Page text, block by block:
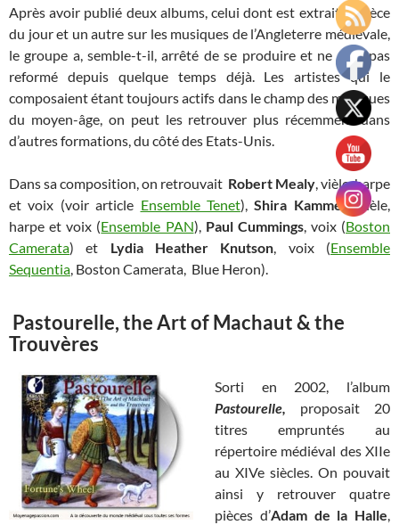
Après avoir publié deux albums, celui dont est extrait la pièce
du jour et un autre sur les musiques de l’Angleterre médiévale,
le groupe a, semble-t-il, arrêté de se produire et ne s’est pas
reformé depuis quelque temps déjà. Les artistes qui le
composaient étant toujours actifs dans le champ des musiques
du moyen-âge, on peut les retrouver plus récemment dans
d’autres formations, du côté des Etats-Unis.
Dans sa composition, on retrouvait Robert Mealy, vièle, harpe
et voix (voir article Ensemble Tenet),Shira Kammen, vièle,
harpe et voix (Ensemble PAN), Paul Cummings, voix (Boston
Camerata) et Lydia Heather Knutson, voix (Ensemble
Sequentia, Boston Camerata, Blue Heron).
Pastourelle, the Art of Machaut & the
Trouvères
Sorti en 2002, l’album
Pastourelle, proposait 20
titres empruntés au
répertoire médiéval des XIIe
au XIVe siècles. On pouvait
ainsi y retrouver quatre
pièces d’Adam de la Halle,